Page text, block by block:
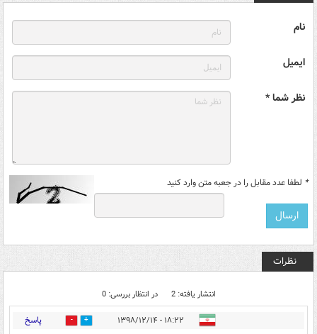
نام
ایمیل
نظر شما *
* لطفا عدد مقابل را در جعبه متن وارد کنید
نظرات
انتشار یافته: 2 در انتظار بررسی: 0
۱۸:۲۲ - ۱۳۹۸/۱۲/۱۴ 1 پاسخ